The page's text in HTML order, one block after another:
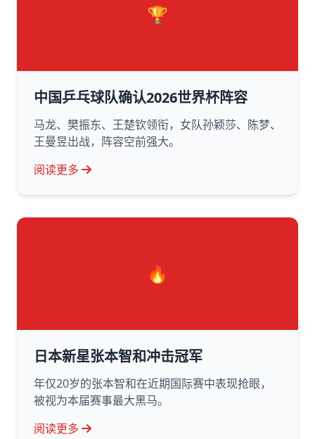
🏆
中国乒乓球队确认2026世界杯阵容
马龙、樊振东、王楚钦领衔，女队孙颖莎、陈梦、
王曼昱出战，阵容空前强大。
阅读更多
🔥
日本新星张本智和冲击冠军
年仅20岁的张本智和在近期国际赛中表现抢眼，
被视为本届赛事最大黑马。
阅读更多